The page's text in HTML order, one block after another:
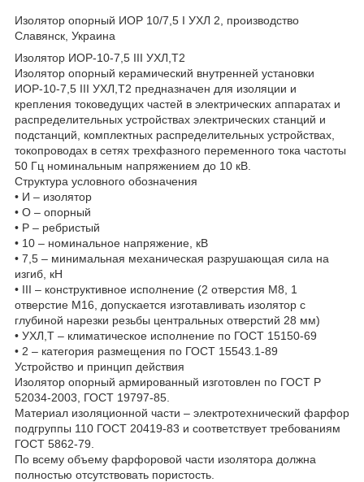
Изолятор опорный ИОР 10/7,5 I УХЛ 2, производство
Славянск, Украина
Изолятор ИОР-10-7,5 III УХЛ,Т2
Изолятор опорный керамический внутренней установки
ИОР-10-7,5 III УХЛ,Т2 предназначен для изоляции и
крепления токоведущих частей в электрических аппаратах и
распределительных устройствах электрических станций и
подстанций, комплектных распределительных устройствах,
токопроводах в сетях трехфазного переменного тока частоты
50 Гц номинальным напряжением до 10 кВ.
Структура условного обозначения
• И – изолятор
• О – опорный
• Р – ребристый
• 10 – номинальное напряжение, кВ
• 7,5 – минимальная механическая разрушающая сила на
изгиб, кН
• III – конструктивное исполнение (2 отверстия М8, 1
отверстие М16, допускается изготавливать изолятор с
глубиной нарезки резьбы центральных отверстий 28 мм)
• УХЛ,Т – климатическое исполнение по ГОСТ 15150-69
• 2 – категория размещения по ГОСТ 15543.1-89
Устройство и принцип действия
Изолятор опорный армированный изготовлен по ГОСТ Р
52034-2003, ГОСТ 19797-85.
Материал изоляционной части – электротехнический фарфор
подгруппы 110 ГОСТ 20419-83 и соответствует требованиям
ГОСТ 5862-79.
По всему объему фарфоровой части изолятора должна
полностью отсутствовать пористость.